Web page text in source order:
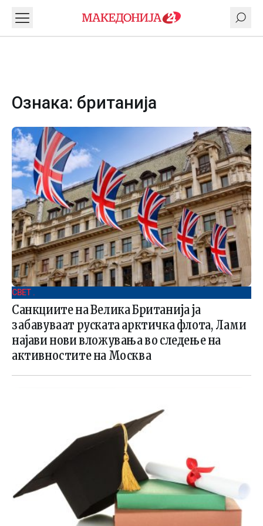
Ознака: британија
СВЕТ .
Санкциите на Велика Британија ја
забавуваат руската арктичка флота, Лами
најави нови вложувања во следење на
активностите на Москва